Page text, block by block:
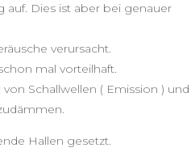
Dies ist aber bei genauer
verursacht.
mal vorteilhaft.
Schallwellen ( Emission ) und
Hallen gesetzt.